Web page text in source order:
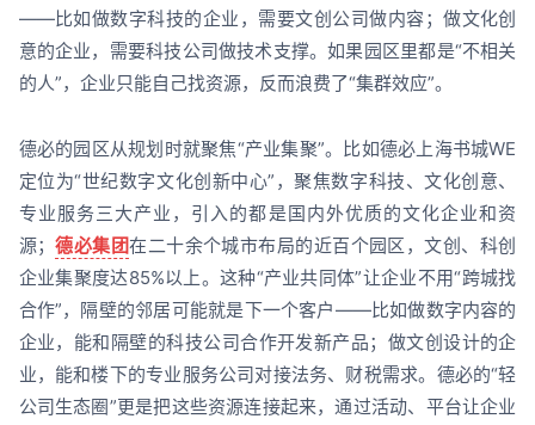
——比如做数字科技的企业，需要文创公司做内容；做文化创
意的企业，需要科技公司做技术支撑。如果园区里都是“不相关
的人”，企业只能自己找资源，反而浪费了“集群效应”。
德必的园区从规划时就聚焦“产业集聚”。比如德必上海书城WE
定位为“世纪数字文化创新中心”，聚焦数字科技、文化创意、
专业服务三大产业，引入的都是国内外优质的文化企业和资
源； 德必集团在二十余个城市布局的近百个园区，文创、科创
企业集聚度达85%以上。这种“产业共同体”让企业不用“跨城找
合作”，隔壁的邻居可能就是下一个客户——比如做数字内容的
企业，能和隔壁的科技公司合作开发新产品；做文创设计的企
业，能和楼下的专业服务公司对接法务、财税需求。德必的“轻
公司生态圈”更是把这些资源连接起来，通过活动、平台让企业